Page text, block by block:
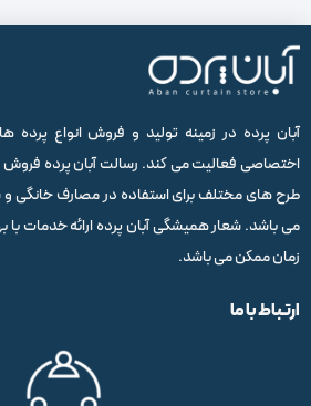
آبان پرده در زمینه تولید و فروش انواع پرده
اختصاصی فعالیت می کند. رسالت آبان پرده فروش
طرح های مختلف برای استفاده در مصارف خانگی و
می باشد. شعار همیشگی آبان پرده ارائه خدمات با
زمان ممکن می باشد.
ارتباط با ما